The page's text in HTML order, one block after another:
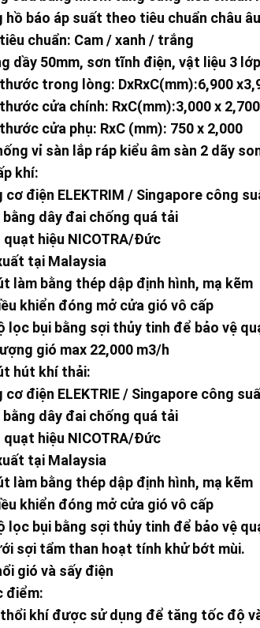
hồ báo áp suất theo tiêu chuẩn châu âu
chuẩn: Cam / xanh / trắng
dầy 50mm, sơn tĩnh điện, vật liệu 3
trong lòng: DxRxC(mm):6,900
cửa chính: RxC(mm):3,000 x 2,700
cửa phụ: RxC (mm): 750 x 2,000
vỉ sàn lắp ráp kiểu âm sàn 2 dãy
khí:
cơ điện ELEKTRIM / Singapore công
bằng dây đai chống quá tải
quạt hiệu NICOTRA/Đức
tại Malaysia
làm bằng thép dập định hình, mạ kẽm
khiển đóng mở cửa gió vô cấp
lọc bụi bằng sợi thủy tinh để bảo vệ
gió max 22,000 m3/h
hút khí thải:
cơ điện ELEKTRIE / Singapore công
bằng dây đai chống quá tải
quạt hiệu NICOTRA/Đức
tại Malaysia
làm bằng thép dập định hình, mạ kẽm
khiển đóng mở cửa gió vô cấp
lọc bụi bằng sợi thủy tinh để bảo vệ
sợi tẩm than hoạt tính khử bớt mùi.
gió và sấy điện
điểm:
khí được sử dụng để tăng tốc độ